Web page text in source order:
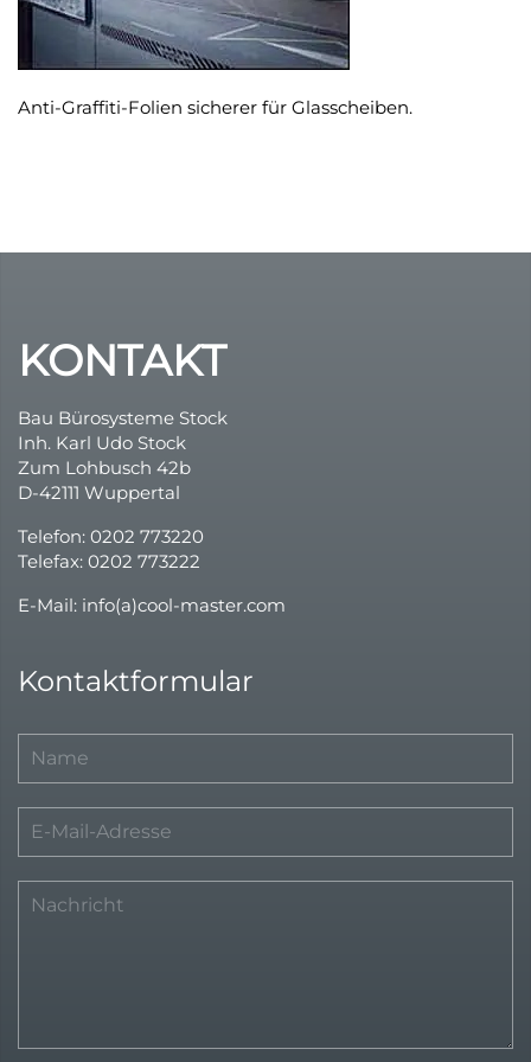
Anti-Graffiti-Folien sicherer für Glasscheiben.
KONTAKT
Bau Bürosysteme Stock
Inh. Karl Udo Stock
Zum Lohbusch 42b
D-42111 Wuppertal
Telefon: 0202 773220
Telefax: 0202 773222
E-Mail: info(a)cool-master.com
Kontaktformular
Durchsicht
günstige Rollos
FolienRollo
Insektenschutz
Variable UV-B Energie !
Multirollo Video